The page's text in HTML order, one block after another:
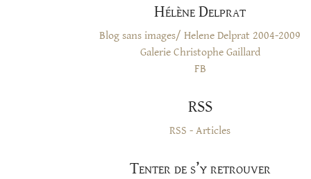
Hélène Delprat
Blog sans images/ Helene Delprat 2004-2009
Galerie Christophe Gaillard
FB
RSS
RSS - Articles
Tenter de s’y retrouver